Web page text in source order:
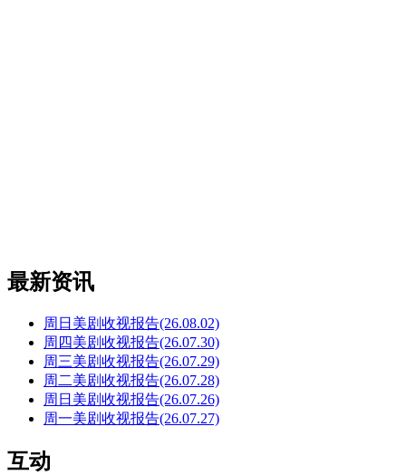
最新资讯
周日美剧收视报告(26.08.02)
周四美剧收视报告(26.07.30)
周三美剧收视报告(26.07.29)
周二美剧收视报告(26.07.28)
周日美剧收视报告(26.07.26)
周一美剧收视报告(26.07.27)
互动